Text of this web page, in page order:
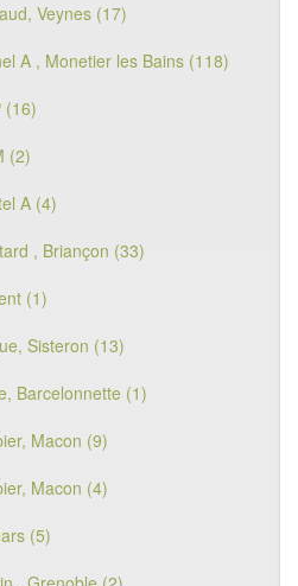
Veynes (17)
A , Monetier les Bains (118)
(16)
(2)
A (4)
, Briançon (33)
(1)
Sisteron (13)
Barcelonnette (1)
Macon (9)
Macon (4)
(5)